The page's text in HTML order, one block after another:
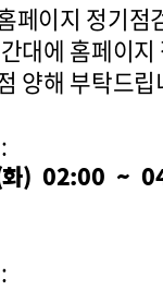
페이지 정기점
대에 홈페이지
양해 부탁드립
) 02:00 ~